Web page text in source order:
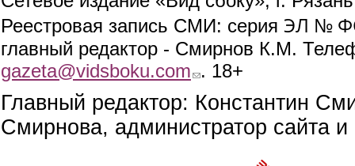
Реестровая запись СМИ: серия ЭЛ №
главный редактор - Смирнов К.М.
gazeta@vidsboku.com (link sends e-mail)
. 18+
Главный редактор: Константин
Смирнова, администратор сайта